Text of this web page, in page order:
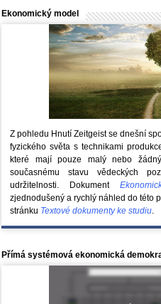
Ekonomický model
Z pohledu Hnutí Zeitgeist se dnešní
fyzického světa s technikami
které mají pouze malý nebo
současnému stavu vědeckých
udržitelnosti. Dokument
zjednodušený a rychlý náhled do této
stránku Textové dokumenty ke studiu.
Přímá systémová ekonomická